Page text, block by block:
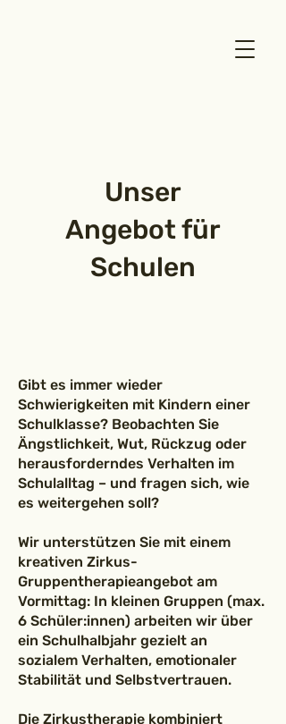
Unser
Angebot für
Schulen
Gibt es immer wieder
Schwierigkeiten mit Kindern einer
Schulklasse? Beobachten Sie
Ängstlichkeit, Wut, Rückzug oder
herausforderndes Verhalten im
Schulalltag – und fragen sich, wie
es weitergehen soll?
Wir unterstützen Sie mit einem
kreativen Zirkus-
Gruppentherapieangebot am
Vormittag: In kleinen Gruppen (max.
6 Schüler:innen) arbeiten wir über
ein Schulhalbjahr gezielt an
sozialem Verhalten, emotionaler
Stabilität und Selbstvertrauen.
Die Zirkustherapie kombiniert